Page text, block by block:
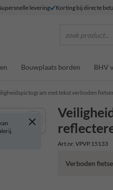
levering Korting bij directe
zoek product...
Bouwplaats borden BHV
met tekst verboden
Art.nr. VPVP.15133
Verboden